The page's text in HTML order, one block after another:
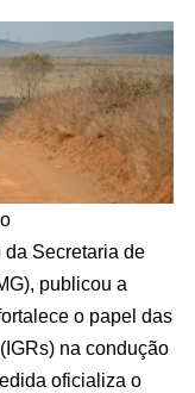
da Secretaria de
publicou a
o papel das
na condução
oficializa o